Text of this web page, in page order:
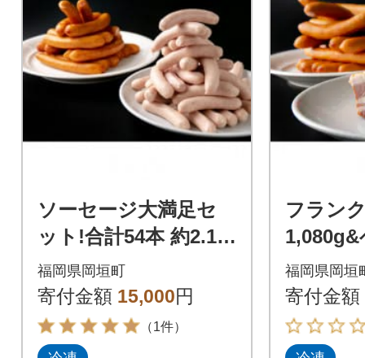
ソーセージ大満足セ
ット!合計54本 約2.1k
g!!
福岡県岡垣町
寄付金額 15,000円
（1件）
フラン
ック
約
福岡県岡垣
寄付金額